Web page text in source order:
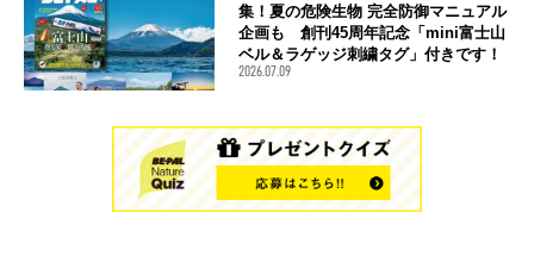
集！夏の危険生物 完全防御マニュアル
企画も 創刊45周年記念「mini富士山
ベル＆ラゲッジ刺繍タグ」付きです！
2026.07.09